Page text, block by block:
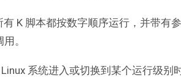
有 K 脚本都按数字顺序运行，并带有
。
系统进入或切换到某个运行级